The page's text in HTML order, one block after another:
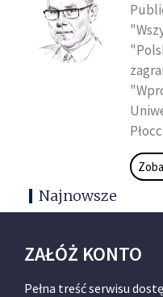
Najnowsze
ZAŁÓŻ KONTO
Pełna treść serwisu